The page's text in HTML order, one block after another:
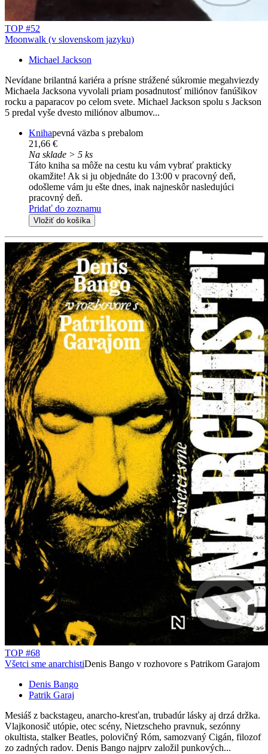
TOP #52
Moonwalk (v slovenskom jazyku)
Michael Jackson
Nevídane brilantná kariéra a prísne strážené súkromie megahviezdy
Michaela Jacksona vyvolali priam posadnutosť miliónov fanúšikov
rocku a paparacov po celom svete. Michael Jackson spolu s Jackson
5 predal vyše dvesto miliónov albumov...
Knihapevná väzba s prebalom
21,66 €
Na sklade > 5 ks
Táto kniha sa môže na cestu ku vám vybrať prakticky
okamžite! Ak si ju objednáte do 13:00 v pracovný deň,
odošleme vám ju ešte dnes, inak najneskôr nasledujúci
pracovný deň.
Pridať do zoznamu
Vložiť do košíka
TOP #68
Všetci sme anarchistiDenis Bango v rozhovore s Patrikom Garajom
Denis Bango
Patrik Garaj
Mesiáš z backstageu, anarcho-kresťan, trubadúr lásky aj drzá držka.
Vlajkonosič utópie, otec scény, Nietzscheho pravnuk, sezónny
okultista, stalker Beatles, polovičný Róm, samozvaný Cigán, filozof
zo zadných radov. Denis Bango najprv založil punkových...